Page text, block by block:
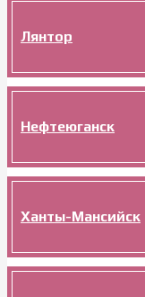
Лянтор
Нефтеюганск
Ханты-Мансийск